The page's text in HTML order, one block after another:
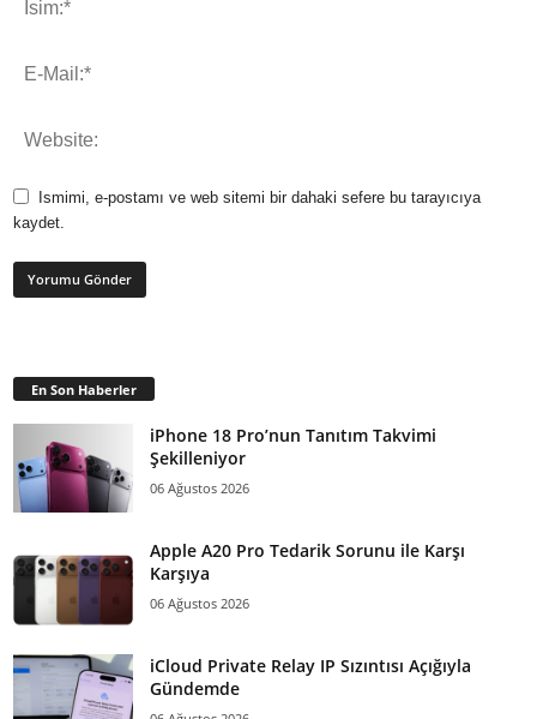
Ismimi, e-postamı ve web sitemi bir dahaki sefere bu tarayıcıya
kaydet.
En Son Haberler
iPhone 18 Pro’nun Tanıtım Takvimi
Şekilleniyor
06 Ağustos 2026
Apple A20 Pro Tedarik Sorunu ile Karşı
Karşıya
06 Ağustos 2026
iCloud Private Relay IP Sızıntısı Açığıyla
Gündemde